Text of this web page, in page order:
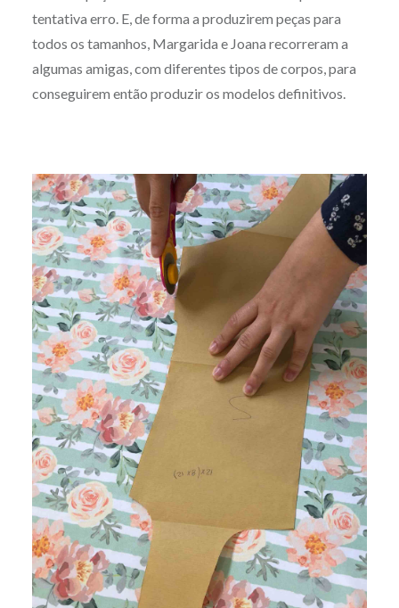
tentativa erro. E, de forma a produzirem peças para
todos os tamanhos, Margarida e Joana recorreram a
algumas amigas, com diferentes tipos de corpos, para
conseguirem então produzir os modelos definitivos.